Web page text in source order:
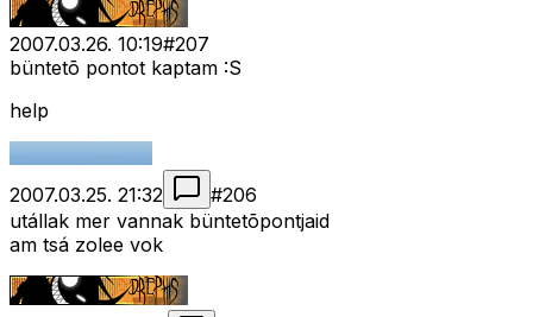
2007.03.26. 10:19#207
büntetõ pontot kaptam :S
help
2007.03.25. 21:32 #206
utállak mer vannak büntetõpontjaid
am tsá zolee vok